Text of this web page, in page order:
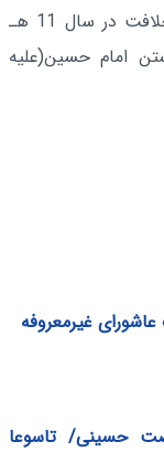
امام حسین‌(علیه السلام) قرار داد، غاصبان خلافت در سال 11 هـ
امام حسین‌(علیه
غیرمعروفه
حسینی/ تاسوعا